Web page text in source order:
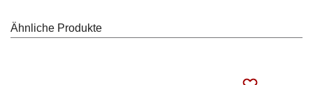
Ähnliche Produkte